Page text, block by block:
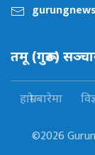
तमू (गुरूङ)
हाम्रो बारेमा
©2026